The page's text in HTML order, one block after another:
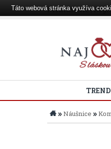
Prihlásenie|
»Náušnice »
Táto webová stránka využíva